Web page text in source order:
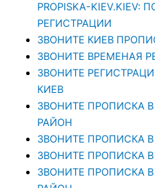
PROPISKA-
РЕГИСТРАЦИИ
ЗВОНИТЕ КИЕВ
ЗВОНИТЕ ВРЕМЕНАЯ
ЗВОНИТЕ
КИЕВ
ЗВОНИТЕ ПРОПИСКА
РАЙОН
ЗВОНИТЕ ПРОПИСКА
ЗВОНИТЕ ПРОПИСКА В
ЗВОНИТЕ ПРОПИСКА